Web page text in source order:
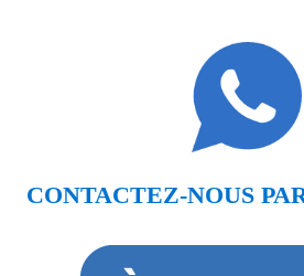
CONTACTEZ-NOUS